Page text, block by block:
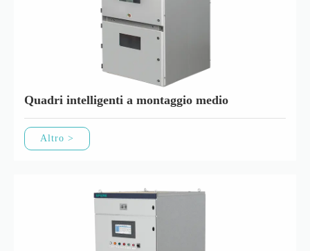
Quadri intelligenti a montaggio medio
Altro >